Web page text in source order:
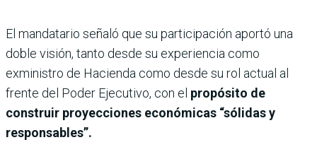
El mandatario señaló que su participación aportó una
doble visión, tanto desde su experiencia como
exministro de Hacienda como desde su rol actual al
frente del Poder Ejecutivo, con el propósito de
construir proyecciones económicas “sólidas y
responsables”.